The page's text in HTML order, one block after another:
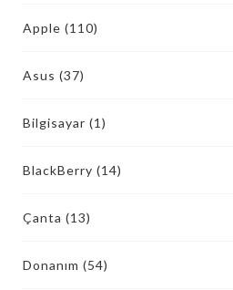
Apple (110)
Asus (37)
Bilgisayar (1)
BlackBerry (14)
Çanta (13)
Donanım (54)